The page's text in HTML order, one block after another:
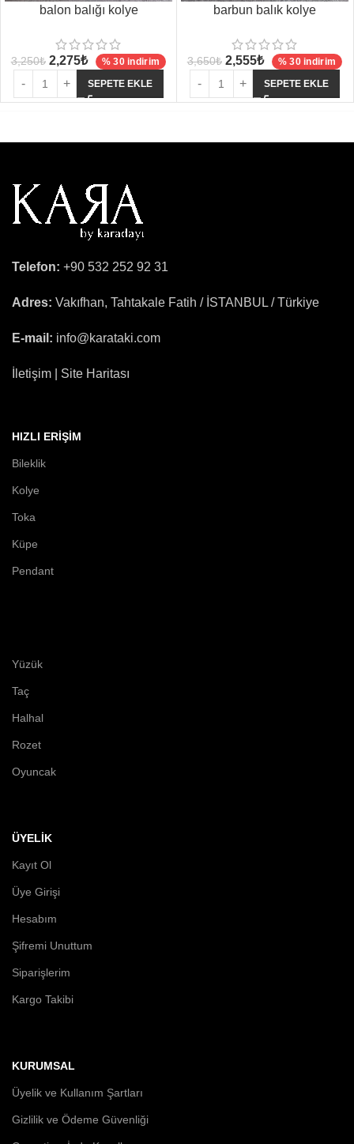
balon balığı kolye
3,250₺ 2,275₺ % 30 indirim
SEPETE EKLE
barbun balık kolye
3,650₺ 2,555₺ % 30 indirim
SEPETE EKLE
Telefon: +90 532 252 92 31
Adres: Vakıfhan, Tahtakale Fatih / İSTANBUL / Türkiye
E-mail: info@karataki.com
İletişim | Site Haritası
HIZLI ERIŞIM
Bileklik
Kolye
Toka
Küpe
Pendant
Yüzük
Taç
Halhal
Rozet
Oyuncak
ÜYELİK
Kayıt Ol
Üye Girişi
Hesabım
Şifremi Unuttum
Siparişlerim
Kargo Takibi
KURUMSAL
Üyelik ve Kullanım Şartları
Gizlilik ve Ödeme Güvenliği